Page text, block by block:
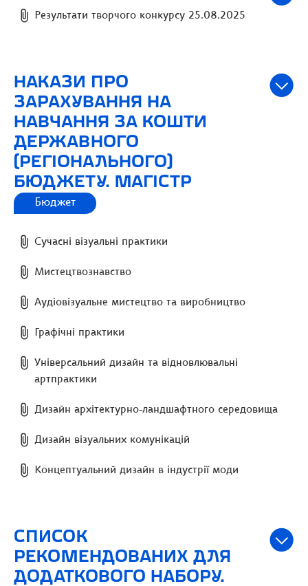
Результати творчого конкурсу 25.08.2025
НАКАЗИ ПРО
ЗАРАХУВАННЯ НА
НАВЧАННЯ ЗА КОШТИ
ДЕРЖАВНОГО
(РЕГІОНАЛЬНОГО)
БЮДЖЕТУ. МАГІСТР
Бюджет
Сучасні візуальні практики
Мистецтвознавство
Аудіовізуальне мистецтво та виробництво
Графічні практики
Універсальний дизайн та відновлювальні
артпрактики
Дизайн архітектурно-ландшафтного середовища
Дизайн візуальних комунікацій
Концептуальний дизайн в індустрії моди
СПИСОК
РЕКОМЕНДОВАНИХ ДЛЯ
ДОДАТКОВОГО НАБОРУ.